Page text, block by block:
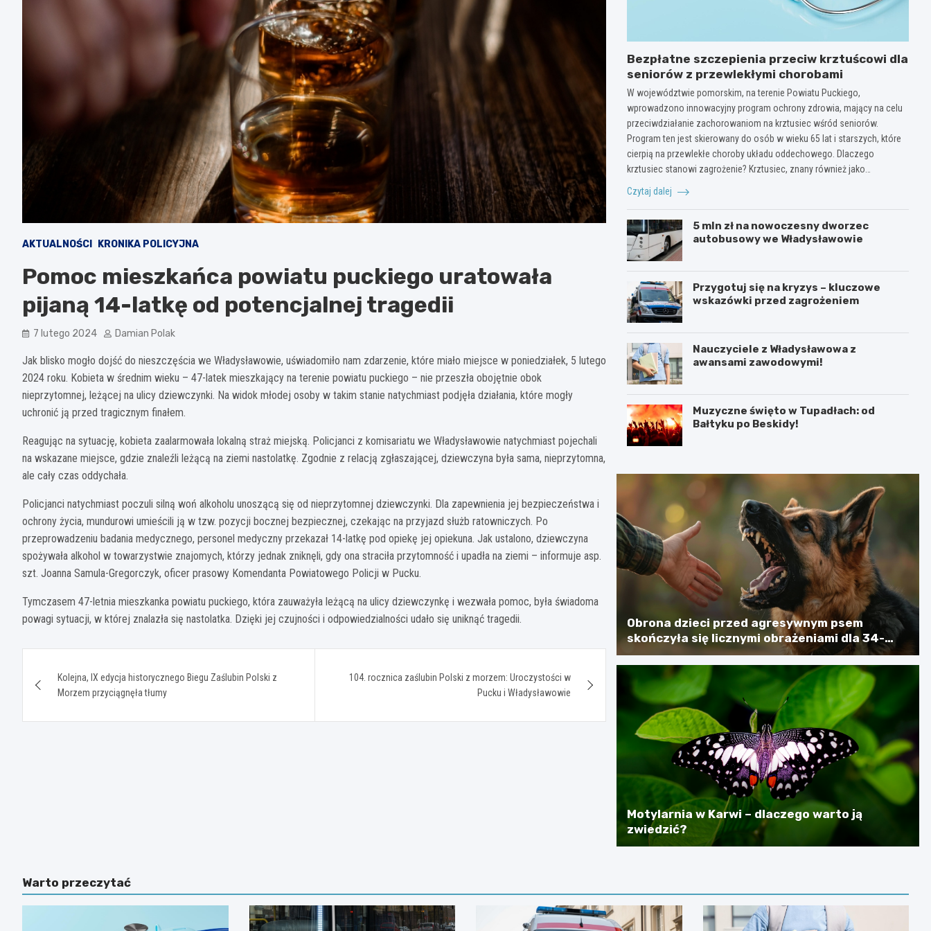
AKTUALNOŚCI KRONIKA POLICYJNA
Pomoc mieszkańca powiatu puckiego uratowała
pijaną 14-latkę od potencjalnej tragedii
7 lutego 2024 Damian Polak
Jak blisko mogło dojść do nieszczęścia we Władysławowie, uświadomiło nam zdarzenie, które miało miejsce w poniedziałek, 5 lutego
2024 roku. Kobieta w średnim wieku – 47-latek mieszkający na terenie powiatu puckiego – nie przeszła obojętnie obok
nieprzytomnej, leżącej na ulicy dziewczynki. Na widok młodej osoby w takim stanie natychmiast podjęła działania, które mogły
uchronić ją przed tragicznym finałem.
Reagując na sytuację, kobieta zaalarmowała lokalną straż miejską. Policjanci z komisariatu we Władysławowie natychmiast pojechali
na wskazane miejsce, gdzie znaleźli leżącą na ziemi nastolatkę. Zgodnie z relacją zgłaszającej, dziewczyna była sama, nieprzytomna,
ale cały czas oddychała.
Policjanci natychmiast poczuli silną woń alkoholu unoszącą się od nieprzytomnej dziewczynki. Dla zapewnienia jej bezpieczeństwa i
ochrony życia, mundurowi umieścili ją w tzw. pozycji bocznej bezpiecznej, czekając na przyjazd służb ratowniczych. Po
przeprowadzeniu badania medycznego, personel medyczny przekazał 14-latkę pod opiekę jej opiekuna. Jak ustalono, dziewczyna
spożywała alkohol w towarzystwie znajomych, którzy jednak zniknęli, gdy ona straciła przytomność i upadła na ziemi – informuje asp.
szt. Joanna Samula-Gregorczyk, oficer prasowy Komendanta Powiatowego Policji w Pucku.
Tymczasem 47-letnia mieszkanka powiatu puckiego, która zauważyła leżącą na ulicy dziewczynkę i wezwała pomoc, była świadoma
powagi sytuacji, w której znalazła się nastolatka. Dzięki jej czujności i odpowiedzialności udało się uniknąć tragedii.
wpisuKolejna, IX edycja historycznego Biegu Zaślubin Polski z
Morzem przyciągnęła tłumy
104. rocznica zaślubin Polski z morzem: Uroczystości w
Pucku i Władysławowie
Bezpłatne szczepienia przeciw krztuścowi dla
seniorów z przewlekłymi chorobami
W województwie pomorskim, na terenie Powiatu Puckiego,
wprowadzono innowacyjny program ochrony zdrowia, mający na celu
przeciwdziałanie zachorowaniom na krztusiec wśród seniorów.
Program ten jest skierowany do osób w wieku 65 lat i starszych, które
cierpią na przewlekłe choroby układu oddechowego. Dlaczego
krztusiec stanowi zagrożenie? Krztusiec, znany również jako…
Czytaj dalej
5 mln zł na nowoczesny dworzec
autobusowy we Władysławowie
Przygotuj się na kryzys – kluczowe
wskazówki przed zagrożeniem
Nauczyciele z Władysławowa z
awansami zawodowymi!
Muzyczne święto w Tupadłach: od
Bałtyku po Beskidy!
Obrona dzieci przed agresywnym psem
skończyła się licznymi obrażeniami dla 34-
latki
Motylarnia w Karwi – dlaczego warto ją
zwiedzić?
Warto przeczytać